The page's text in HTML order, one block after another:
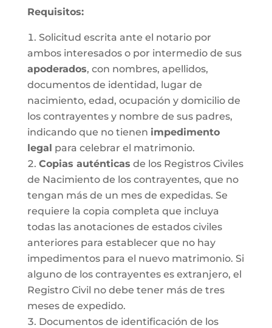
Requisitos:
Solicitud escrita ante el notario por
ambos interesados o por intermedio de sus
apoderados, con nombres, apellidos,
documentos de identidad, lugar de
nacimiento, edad, ocupación y domicilio de
los contrayentes y nombre de sus padres,
indicando que no tienen impedimento
legal para celebrar el matrimonio.
Copias auténticas de los Registros Civiles
de Nacimiento de los contrayentes, que no
tengan más de un mes de expedidas. Se
requiere la copia completa que incluya
todas las anotaciones de estados civiles
anteriores para establecer que no hay
impedimentos para el nuevo matrimonio. Si
alguno de los contrayentes es extranjero, el
Registro Civil no debe tener más de tres
meses de expedido.
Documentos de identificación de los